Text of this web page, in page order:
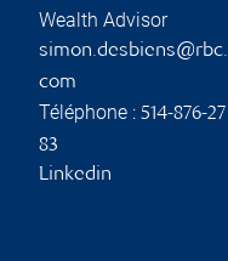
Wealth Advisor
simon.desbiens@rbc.
com
Téléphone : 514-876-27
83
Linkedin